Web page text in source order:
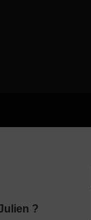
?